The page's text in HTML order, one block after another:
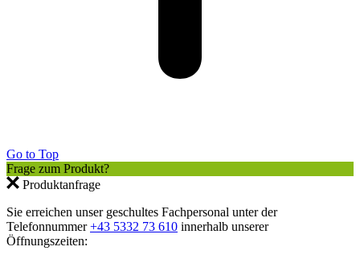
Go to Top
Frage zum Produkt?
Produktanfrage
Sie erreichen unser geschultes Fachpersonal unter der
Telefonnummer+43 5332 73 610 innerhalb unserer
Öffnungszeiten: